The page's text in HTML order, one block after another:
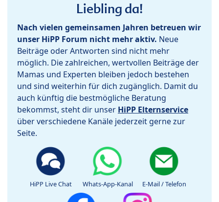
Liebling da!
Nach vielen gemeinsamen Jahren betreuen wir
unser HiPP Forum nicht mehr aktiv. Neue
Beiträge oder Antworten sind nicht mehr
möglich. Die zahlreichen, wertvollen Beiträge der
Mamas und Experten bleiben jedoch bestehen
und sind weiterhin für dich zugänglich. Damit du
auch künftig die bestmögliche Beratung
bekommst, steht dir unser HiPP Elternservice
über verschiedene Kanäle jederzeit gerne zur
Seite.
HiPP Live Chat Whats-App-Kanal E-Mail / Telefon